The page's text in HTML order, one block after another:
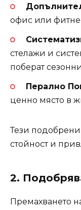
офис или
стелажи и
поберат
Перално
ценно място в
Тези
стойност и
2.
Премахването